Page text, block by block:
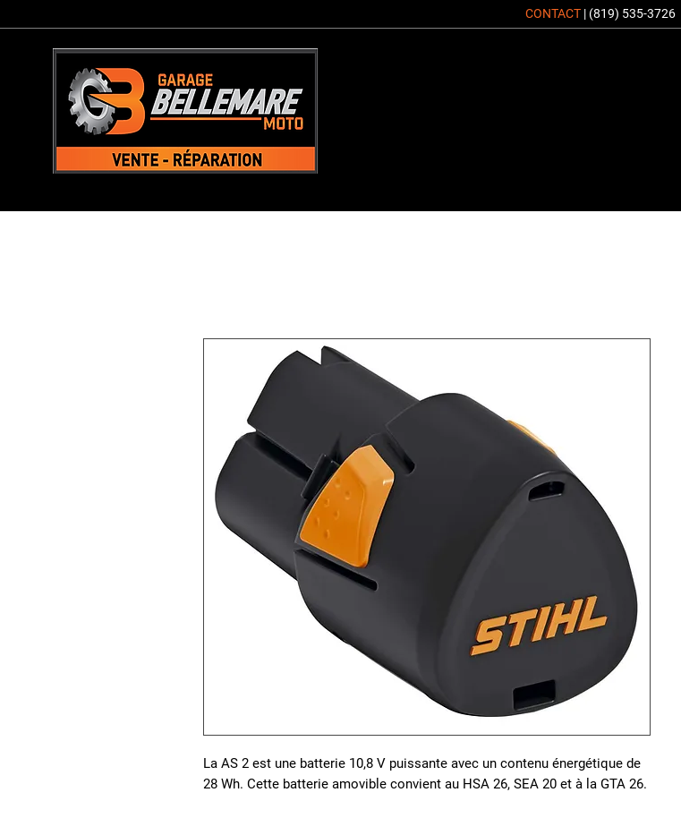
CONTACT | (819) 535-3726
La AS 2 est une batterie 10,8 V puissante avec un contenu énergétique de
28 Wh. Cette batterie amovible convient au HSA 26, SEA 20 et à la GTA 26.